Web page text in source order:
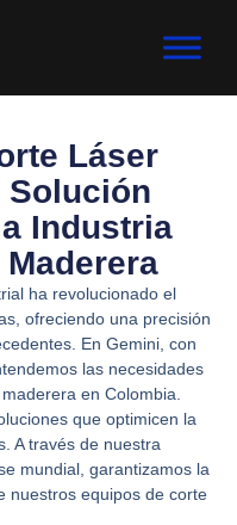
Láser
Solución
Industria
ha revolucionado el
ofreciendo una precisión
En Gemini, con
las necesidades
en Colombia.
que optimicen la
A través de nuestra
mundial, garantizamos la
nuestros equipos de corte